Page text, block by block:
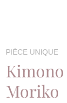
PIÈCE UNIQUE
Moriko